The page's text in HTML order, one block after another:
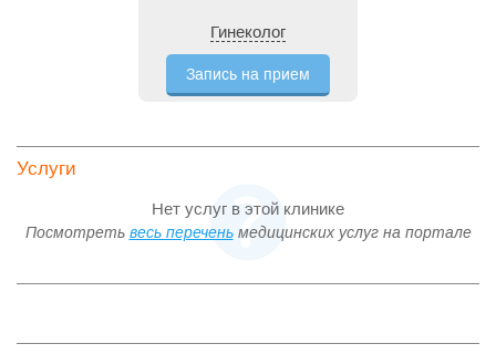
Гинеколог
Запись на прием
Услуги
Нет услуг в этой клинике
Посмотреть весь переченьмедицинских услуг на портале